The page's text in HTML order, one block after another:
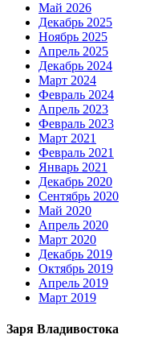
Май 2026
Декабрь 2025
Ноябрь 2025
Апрель 2025
Декабрь 2024
Март 2024
Февраль 2024
Апрель 2023
Февраль 2023
Март 2021
Февраль 2021
Январь 2021
Декабрь 2020
Сентябрь 2020
Май 2020
Апрель 2020
Март 2020
Декабрь 2019
Октябрь 2019
Апрель 2019
Март 2019
Заря Владивостока